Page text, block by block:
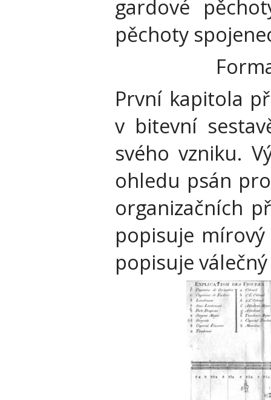
gardové
pěchoty
První kapitola
v bitevní
svého vzniku.
ohledu psán
organizačních
popisuje
popisuje